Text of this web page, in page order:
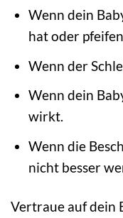
Wenn dein
hat oder
Wenn der
Wenn dein
wirkt.
Wenn die
nicht besser
Vertraue auf dein